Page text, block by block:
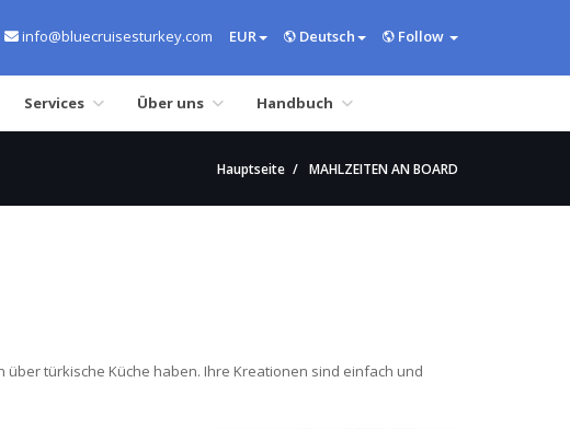
info@bluecruisesturkey.com EUR Deutsch Follow
Services Über uns Handbuch
Hauptseite MAHLZEITEN AN BOARD
türkische Küche haben. Ihre Kreationen sind einfach und